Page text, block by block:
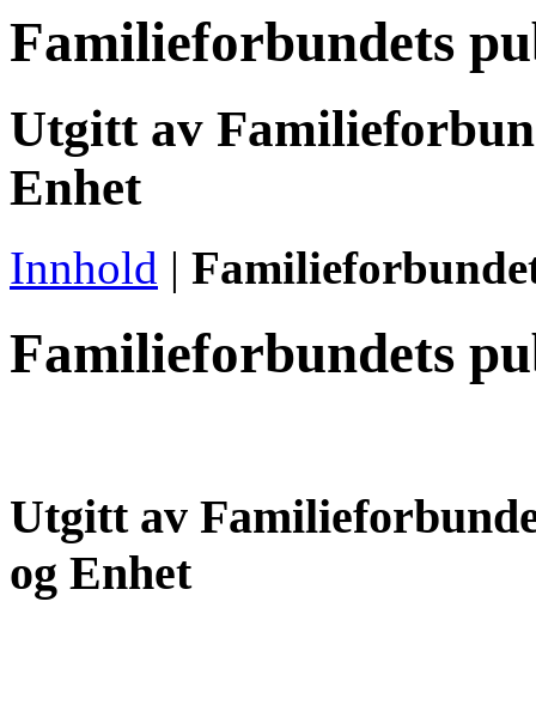
Familieforbundets
Utgitt av
Enhet
Innhold |
Familieforbundets
Utgitt av
og Enhet